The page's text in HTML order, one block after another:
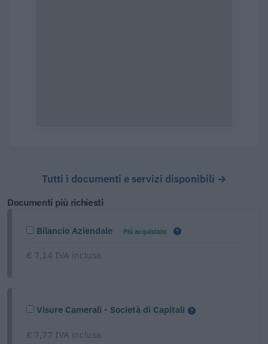
Tutti i documenti e servizi disponibili →
Documenti più richiesti
Bilancio Aziendale Più acquistato
€ 7,14 IVA inclusa
Visure Camerali - Società di Capitali
€ 7,77 IVA inclusa